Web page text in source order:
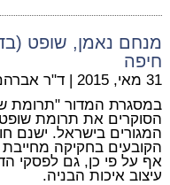
מנחם נאמן, שופט
חיפה
31 מאי, 2015 | ד"ר
במסגרת המדור "תרומת
הסוקרים את תרומת
המגורים בישראל. ישנם
הקובעים בחקיקה מחייבת
אף על פי כן, גם לפסקי
עיצוב איכות הבניה.